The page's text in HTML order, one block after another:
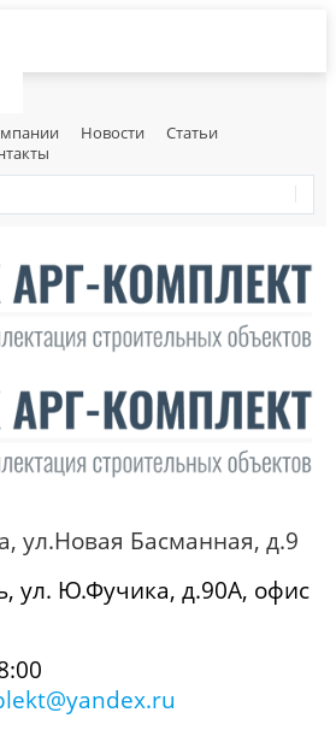
Новости
Статьи
ул.Новая Басманная, д.9
ул. Ю.Фучика, д.90А, офис